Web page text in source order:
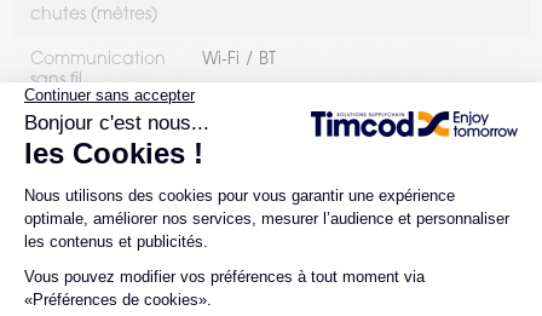
chutes (mètres)
Communication
sans fil
Wi-Fi BT
Type d'OS Android